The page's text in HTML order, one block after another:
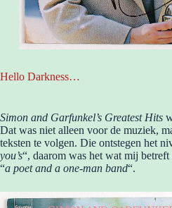
Hello Darkness…
Simon and Garfunkel’s Greatest Hits
Dat was niet alleen voor de muziek,
teksten te volgen. Die ontstegen het
you’s“, daarom was het wat mij
“a poet and a one-man band“.